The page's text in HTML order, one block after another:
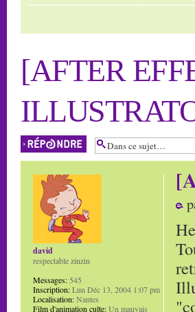
[AFTER
Répondre
david
respectable zinzin
Messages: 545
Inscription:Lun Déc 13, 2004 1:07 pm
Localisation:Nantes
Film d'animation culte:Un mauvais